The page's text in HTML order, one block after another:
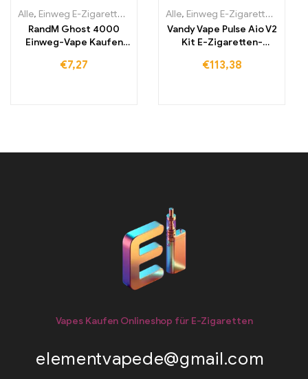
Alle, Einweg E-Zigaretten Einweg-E-Zigaretten Irland,Einweg-E-
RandM Ghost 4000
Einweg-Vape Kaufen
€7,27
Alle, Einweg E-Zigaretten
Vandy Vape Pulse Aio V2
Kit E-Zigaretten-
€113,38
Vapes Kaufen Onlineshop für E-Zigaretten
elementvapede@gmail.com